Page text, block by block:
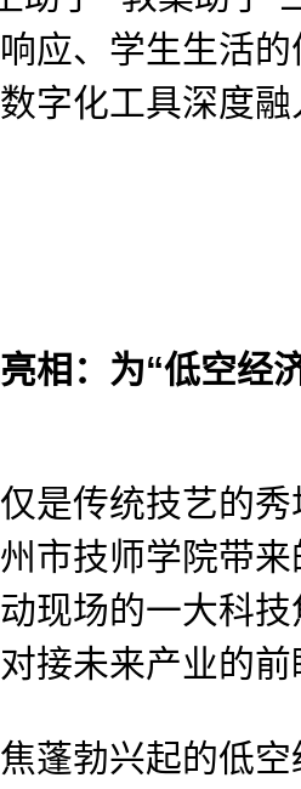
应、学生生活
字化工具深度
相：为“低空经
传统技艺的秀
市技师学院带
现场的一大科
接未来产业的
勃兴起的低空